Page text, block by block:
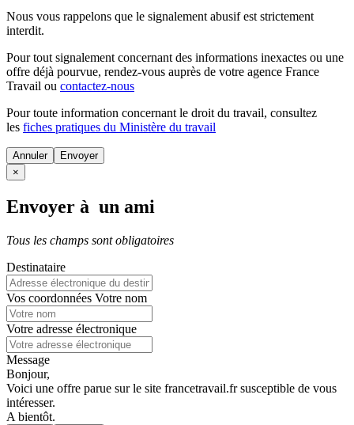
Nous vous rappelons que le signalement abusif est strictement
interdit.
Pour tout signalement concernant des informations inexactes ou une
offre déjà pourvue, rendez-vous auprès de votre agence France
Travail ou contactez-nous
Pour toute information concernant le droit du travail, consultez
les fiches pratiques du Ministère du travail
Annuler
×
Envoyer à un ami
Tous les champs sont obligatoires
Destinataire
Vos coordonnées Votre nom
Votre adresse électronique
Message
Bonjour,
Voici une offre parue sur le site francetravail.fr susceptible de vous
intéresser.
A bientôt.